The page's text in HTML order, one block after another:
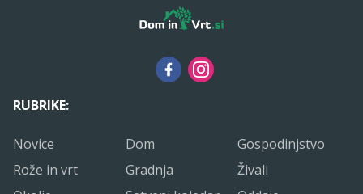
RUBRIKE:
Novice Dom
Gospodinjstvo
Rože in vrt
Gradnja
Živali